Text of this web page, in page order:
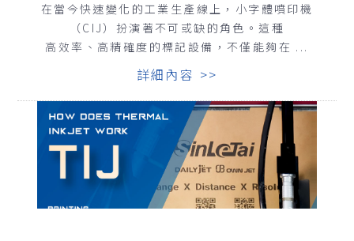
在當今快速變化的工業生產線上，小字體噴印機
（CIJ）扮演著不可或缺的角色。這種
高效率、高精確度的標記設備，不僅能夠在 ...
詳細內容 >>